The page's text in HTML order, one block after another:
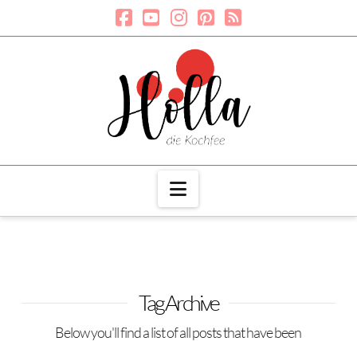
Navigation
Tag Archive
Below you'll find a list of all posts that have been